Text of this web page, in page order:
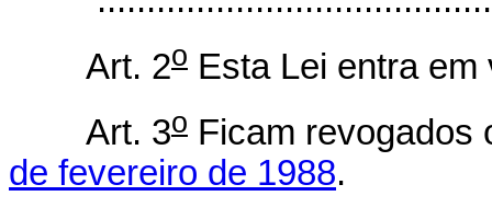
Art. 2o Esta Lei entra
Art. 3o Ficam revogados
de fevereiro de 1988.